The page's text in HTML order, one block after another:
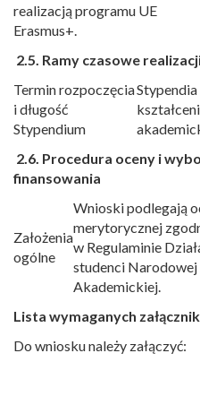
realizacją programu UE
Erasmus+.
2.5. Ramy czasowe
Termin rozpoczęcia
i długość
Stypendium
2.6. Procedura oceny i
finansowania
Założenia
ogólne
Wnioski podlegają
merytorycznej
w Regulaminie
studenci
Akademickiej.
Lista wymaganych
Do wniosku należy załączyć: